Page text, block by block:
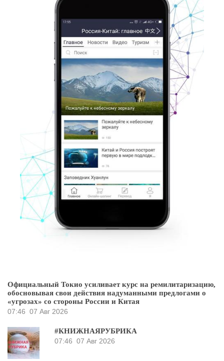
Официальный Токио усиливает курс на ремилитаризацию,
обосновывая свои действия надуманными предлогами о
«угрозах» со стороны России и Китая
07:46 07 Авг 2026
#КНИЖНАЯРУБРИКА
07:46 07 Авг 2026